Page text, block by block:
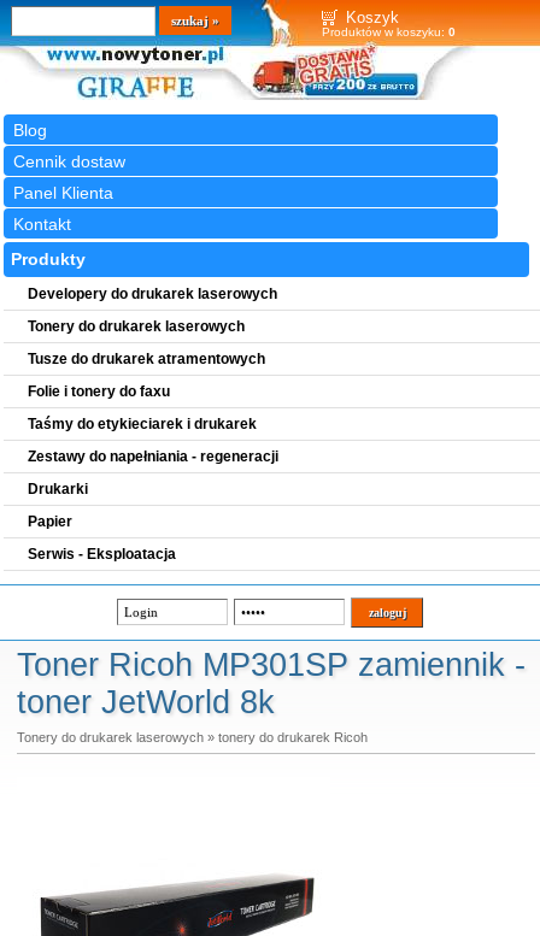
Koszyk
Produktów w koszyku: 0
Blog
Cennik dostaw
Panel Klienta
Kontakt
Wyszukiwarka
szukaj
Produkty
Developery do drukarek laserowych
Tonery do drukarek laserowych
Tusze do drukarek atramentowych
Folie i tonery do faxu
Taśmy do etykieciarek i drukarek
Zestawy do napełniania - regeneracji
Drukarki
Papier
Serwis - Eksploatacja
Toner Ricoh MP301SP zamiennik -
toner JetWorld 8k
Tonery do drukarek laserowych» tonery do drukarek Ricoh